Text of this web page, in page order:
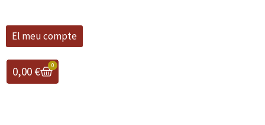
El meu compte
0,00 € 0